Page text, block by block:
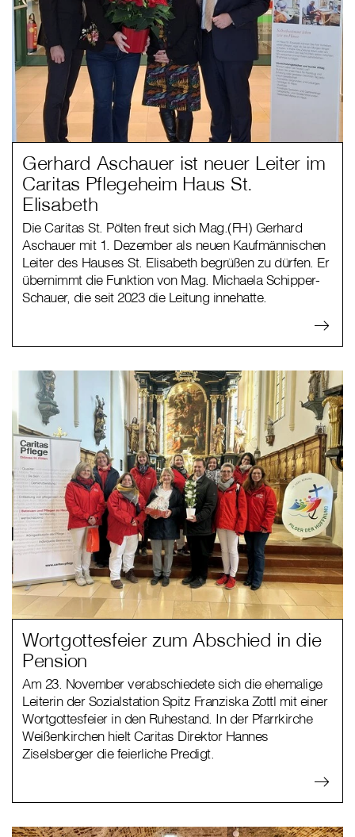
Gerhard Aschauer ist neuer Leiter im
Caritas Pflegeheim Haus St.
Elisabeth
Die Caritas St. Pölten freut sich Mag.(FH) Gerhard
Aschauer mit 1. Dezember als neuen Kaufmännischen
Leiter des Hauses St. Elisabeth begrüßen zu dürfen. Er
übernimmt die Funktion von Mag. Michaela Schipper-
Schauer, die seit 2023 die Leitung innehatte.
Wortgottesfeier zum Abschied in die
Pension
Am 23. November verabschiedete sich die ehemalige
Leiterin der Sozialstation Spitz Franziska Zottl mit einer
Wortgottesfeier in den Ruhestand. In der Pfarrkirche
Weißenkirchen hielt Caritas Direktor Hannes
Ziselsberger die feierliche Predigt.